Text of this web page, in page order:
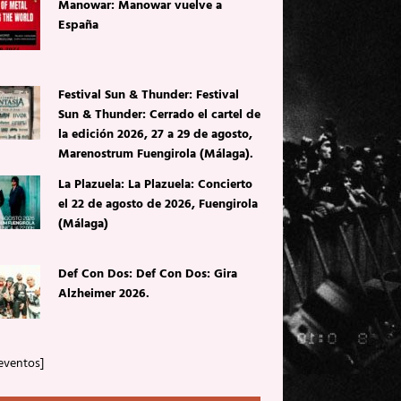
Manowar: Manowar vuelve a
España
Festival Sun & Thunder: Festival
Sun & Thunder: Cerrado el cartel de
la edición 2026, 27 a 29 de agosto,
Marenostrum Fuengirola (Málaga).
La Plazuela: La Plazuela: Concierto
el 22 de agosto de 2026, Fuengirola
(Málaga)
Def Con Dos: Def Con Dos: Gira
Alzheimer 2026.